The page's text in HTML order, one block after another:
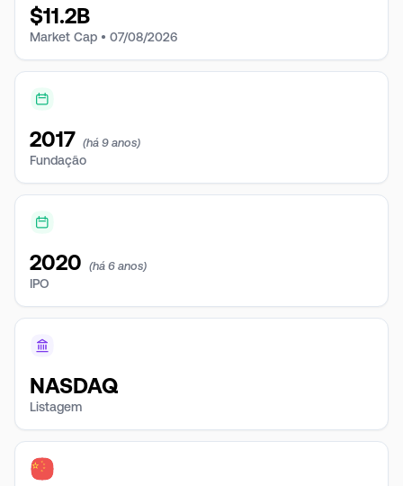
$11.2B
Market Cap • 07/08/2026
2017 (há 9 anos)
Fundação
2020 (há 6 anos)
IPO
NASDAQ
Listagem